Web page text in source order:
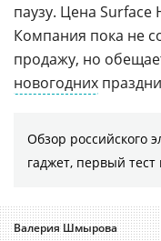
паузу. Цена Surface
Компания пока не
продажу, но
новогодних
Обзор
гаджет, первый тест
Валерия Шмырова